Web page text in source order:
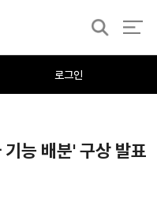
로그인
검
취재가시작되자
능 배분' 구상 발표